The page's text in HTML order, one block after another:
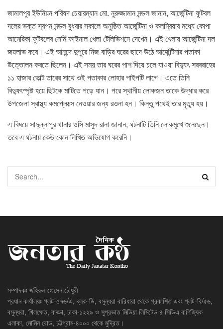
জামালপুর ইউনিয়ন পরিষদ চেয়ারম্যান মো. নুরুজ্জামান মন্ডল জানান, আর্জেন্টিনা ফুটবল
দলের ভক্ত স্বপন মন্ডল বুধবার সকালে অনুষ্ঠিত আর্জেন্টিনা ও কলম্বিয়ার মধ্যে কোপা
আমেরিকা ফুটবলের সেমি ফাইনাল খেলা টেলিভিশনে দেখেন। এই খেলায় আর্জেন্টিনা দল
জয়লাভ করে। এই আনন্দে দুপুরে নিজ বাড়ির ঘরের ছাদে উঠে আর্জেন্টিনার পতাকা
উত্তোলন করতে ছিলেন। এই সময় তার ঘরের পাশ দিয়ে চলে যাওয়া বিদ্যুৎ সরবরাহের
১১ হাজার ভোল্ট তারের সাথে ওই পতাকার লোহার পাইপটি লাগে। এতে তিনি
বিদ্যুৎস্পৃষ্ট হয়ে ছিটকে মাটিতে পড়ে যান। পরে স্থানীয় লোকজন তাকে উদ্ধার করে
উপজেলা স্বাস্থ্য কমপ্লেক্সে নেওয়ার জন্য রওনা হন। কিন্তু পথেই তার মৃত্যু হয়।
এ বিষয়ে সাদুল্লাপুর থানার ওসি মাসুদ রানা জানান, ঘটনাটি তিনি লোকমুখে শুনেছেন।
তবে এ ঘটনায় কেউ কোন লিখিত অভিযোগ করেনি।
সম্পাদকঃ জহিরুল হোসেন চৌধুরী
প্রধান কার্যালয়ঃ প্লট-৫৭৬/এ, ব্লক-ডি, বসুন্ধরা বারিধারা থেকে প্রকাশিত এবং প্লট-বি/৫৬,
বসুন্ধরা, খিলক্ষেত, বাড্ডা, ঢাকা-১২২৯ ও সুপ্রভাত মিডিয়া লিমিটেড ৪ সিডিএ বাণিজ্যিক
এলাকা, মোমিন রোড, চট্টগ্রাম-৪০০০ থেকে মুদ্রিত।